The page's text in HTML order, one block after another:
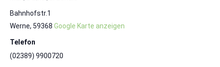
Bahnhofstr.1
Werne, 59368 Google Karte anzeigen
Telefon
(02389) 9900720